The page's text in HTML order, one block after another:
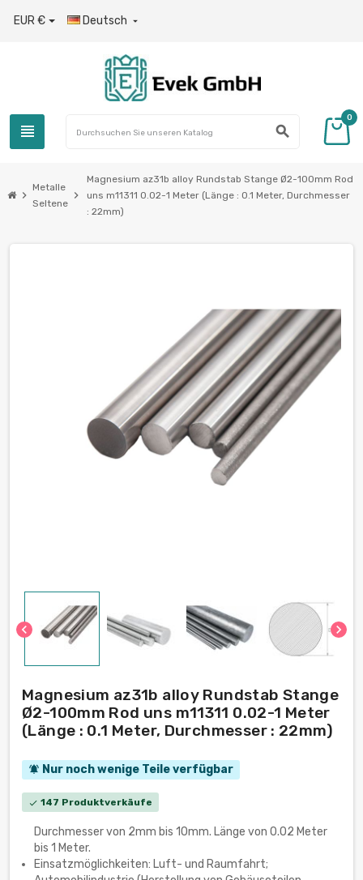
EUR € Deutsch 
view_headline search
0
chevron_right
Metalle
Seltene
chevron_right
Magnesium az31b alloy Rundstab Stange Ø2-100mm Rod
uns m11311 0.02-1 Meter (Länge : 0.1 Meter, Durchmesser
: 22mm)
chevron_left chevron_right
Magnesium az31b alloy Rundstab Stange
Ø2-100mm Rod uns m11311 0.02-1 Meter
(Länge : 0.1 Meter, Durchmesser : 22mm)
notifications_active Nur noch wenige Teile verfügbar
check 147 Produktverkäufe
Durchmesser von 2mm bis 10mm. Länge von 0.02 Meter
bis 1 Meter.
Einsatzmöglichkeiten: Luft- und Raumfahrt;